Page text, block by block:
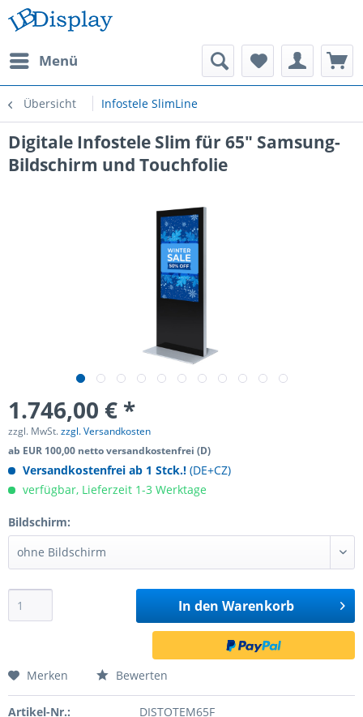
Menü
Übersicht Infostele SlimLine
Digitale Infostele Slim für 65" Samsung-
Bildschirm und Touchfolie
1.746,00 € *
zzgl. MwSt.zzgl. Versandkosten
ab EUR 100,00 netto versandkostenfrei (D)
Versandkostenfrei ab 1 Stck.! (DE+CZ)
verfügbar, Lieferzeit 1-3 Werktage
Bildschirm:
In den Warenkorb
Merken Bewerten
Artikel-Nr.:
DISTOTEM65F